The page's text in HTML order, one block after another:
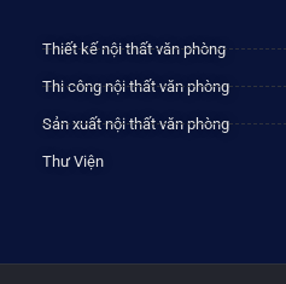
Thiết kế nội thất văn phòng
Thi công nội thất văn phòng
Sản xuất nội thất văn phòng
Thư Viện